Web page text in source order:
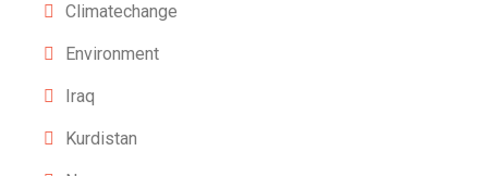
Climatechange
Environment
Iraq
Kurdistan